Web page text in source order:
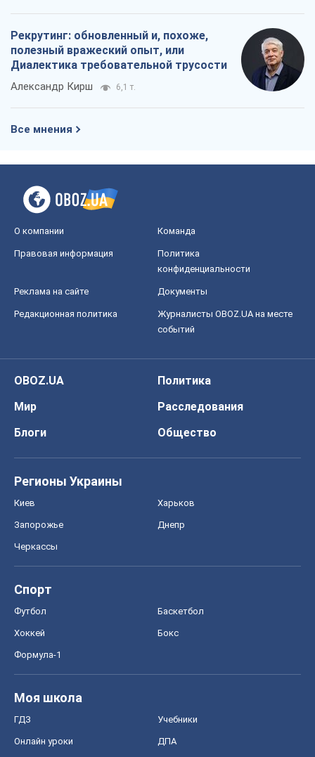
Рекрутинг: обновленный и, похоже,
полезный вражеский опыт, или
Диалектика требовательной трусости
Александр Кирш 6,1 т.
Все мнения
О компании Команда
Правовая информация
Политика
конфиденциальности
Реклама на сайте Документы
Редакционная политика
Журналисты OBOZ.UA на месте
событий
OBOZ.UA
Политика
Мир
Расследования
Блоги
Общество
Регионы Украины
Киев Харьков
Запорожье Днепр
Черкассы
Спорт
Футбол Баскетбол
Хоккей Бокс
Формула-1
Моя школа
ГДЗ Учебники
Онлайн уроки ДПА